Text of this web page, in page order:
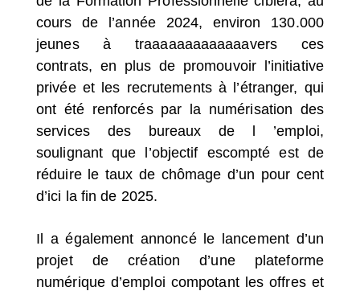
cours de l’année 2024, environ 130.000
jeunes à traaaaaaaaaaaaavers ces
contrats, en plus de promouvoir l’initiative
privée et les recrutements à l’étranger, qui
ont été renforcés par la numérisation des
services des bureaux de l ’emploi,
soulignant que l’objectif escompté est de
réduire le taux de chômage d’un pour cent
d’ici la fin de 2025.
Il a également annoncé le lancement d’un
projet de création d’une plateforme
numérique d’emploi compotant les offres et